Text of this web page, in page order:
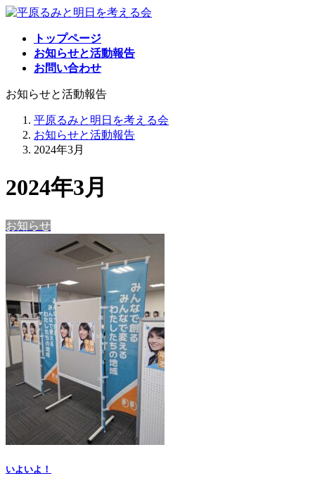
コ
ス
ナ
ン
トップページ
お知らせと活動報告
お問い合わせ
お知らせと活動報告
平原るみと明日を考える会
お知らせと活動報告
2024年3月
2024年3月
お知らせ
いよいよ！